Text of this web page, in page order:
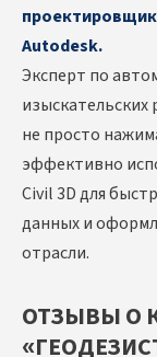
Autodesk.
Эксперт по
не просто
эффективно
Civil 3D для
данных и
отрасли.
ОТЗЫВЫ О